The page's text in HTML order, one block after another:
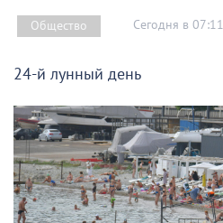
Общество Сегодня в 07:11
24-й лунный день